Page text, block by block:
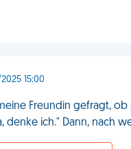
15:00
Freundin gefragt,
denke ich." Dann, nach